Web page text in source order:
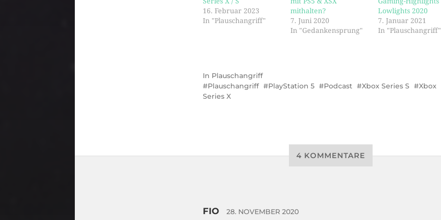
16. Februar 2023
In "Plauschangriff"
mithalten?
7. Juni 2020
In "Gedankensprung"
Lowlights 2020
7. Januar 2021
In "Plauschangriff"
In Plauschangriff
Plauschangriff
PlayStation 5 Podcast Xbox Series S
Xbox
Series X
4 KOMMENTARE
FIO 28. NOVEMBER 2020